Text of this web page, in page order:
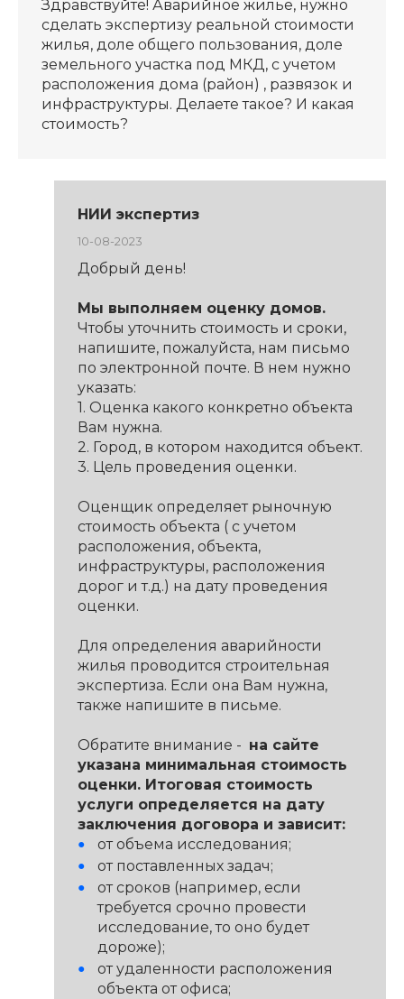
Здравствуйте! Аварийное жилье, нужно
сделать экспертизу реальной стоимости
жилья, доле общего пользования, доле
земельного участка под МКД, с учетом
расположения дома (район) , развязок и
инфраструктуры. Делаете такое? И какая
стоимость?
НИИ экспертиз
10-08-2023
Добрый день!
Мы выполняем оценку домов.
Чтобы уточнить стоимость и сроки,
напишите, пожалуйста, нам письмо
по электронной почте. В нем нужно
указать:
1. Оценка какого конкретно объекта
Вам нужна.
2. Город, в котором находится объект.
3. Цель проведения оценки.
Оценщик определяет рыночную
стоимость объекта ( с учетом
расположения, объекта,
инфраструктуры, расположения
дорог и т.д.) на дату проведения
оценки.
Для определения аварийности
жилья проводится строительная
экспертиза. Если она Вам нужна,
также напишите в письме.
Обратите внимание - на сайте
указана минимальная стоимость
оценки. Итоговая стоимость
услуги определяется на дату
заключения договора и зависит:
от объема исследования;
от поставленных задач;
от сроков (например, если
требуется срочно провести
исследование, то оно будет
дороже);
от удаленности расположения
объекта от офиса;